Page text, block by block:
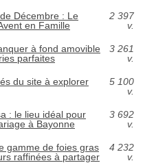
Décembre : Le
en Famille
2 397
v.
à fond amovible
parfaites
3 261
v.
du site à explorer
5 100
v.
: le lieu idéal pour
à Bayonne
3 692
v.
gamme de foies gras
raffinées à partager
4 232
v.